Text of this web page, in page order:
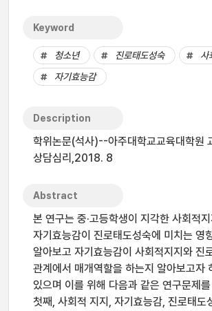
Keyword
청소년 진로태도성숙
사
자기효능감
Description
학위논문(석사)--아주대학교교육대학원
상담심리,2018. 8
Abstract
본 연구는 중·고등학생이 지각한 사회적
자기효능감이 진로태도성숙에 미치는 영
알아보고 자기효능감이 사회적지지와 진
관계에서 매개역할을 하는지 알아보고자
있으며 이를 위해 다음과 같은 연구문제
첫째, 사회적 지지, 자기효능감, 진로태도